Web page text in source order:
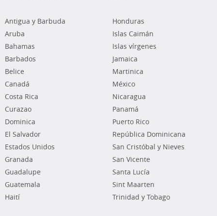
Antigua y Barbuda
Aruba
Bahamas
Barbados
Belice
Canadá
Costa Rica
Curazao
Dominica
El Salvador
Estados Unidos
Granada
Guadalupe
Guatemala
Haití
Honduras
Islas Caimán
Islas vírgenes
Jamaica
Martinica
México
Nicaragua
Panamá
Puerto Rico
República Dominicana
San Cristóbal y Nieves
San Vicente
Santa Lucía
Sint Maarten
Trinidad y Tobago